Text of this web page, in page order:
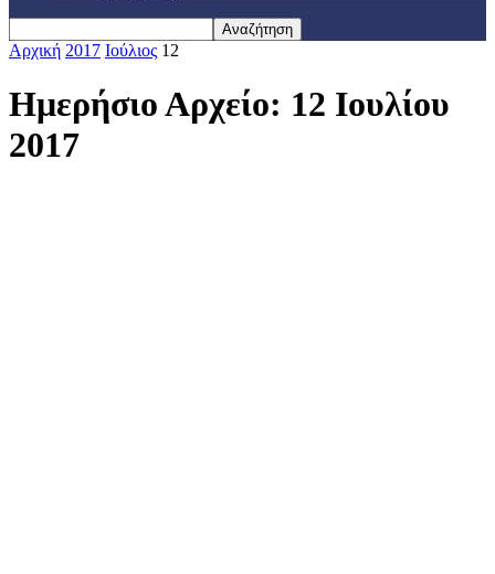
Αρχική 2017 Ιούλιος 12
Ημερήσιο Αρχείο: 12 Ιουλίου
2017